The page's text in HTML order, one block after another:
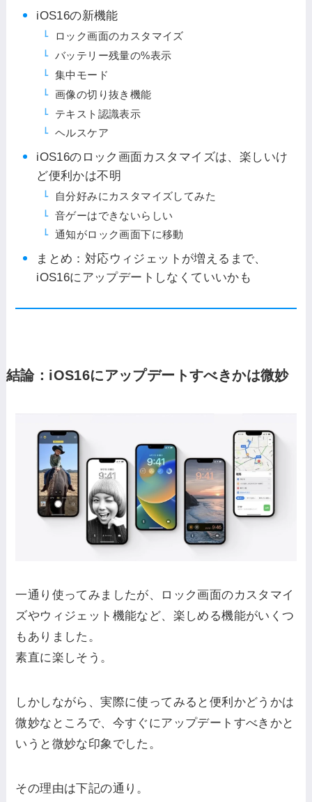
iOS16の新機能
ロック画面のカスタマイズ
バッテリー残量の%表示
集中モード
画像の切り抜き機能
テキスト認識表示
ヘルスケア
iOS16のロック画面カスタマイズは、楽しいけ
ど便利かは不明
自分好みにカスタマイズしてみた
音ゲーはできないらしい
通知がロック画面下に移動
まとめ：対応ウィジェットが増えるまで、
iOS16にアップデートしなくていいかも
結論：iOS16にアップデートすべきかは微妙
一通り使ってみましたが、ロック画面のカスタマイ
ズやウィジェット機能など、楽しめる機能がいくつ
もありました。
素直に楽しそう。
しかしながら、実際に使ってみると便利かどうかは
微妙なところで、 今すぐにアップデートすべきかと
いうと微妙な印象でした。
その理由は下記の通り。